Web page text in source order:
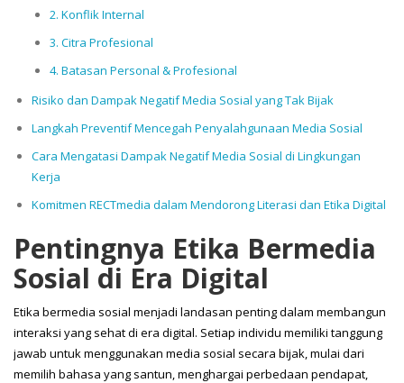
2. Konflik Internal
3. Citra Profesional
4. Batasan Personal & Profesional
Risiko dan Dampak Negatif Media Sosial yang Tak Bijak
Langkah Preventif Mencegah Penyalahgunaan Media Sosial
Cara Mengatasi Dampak Negatif Media Sosial di Lingkungan
Kerja
Komitmen RECTmedia dalam Mendorong Literasi dan Etika Digital
Pentingnya Etika Bermedia
Sosial di Era Digital
Etika bermedia sosial menjadi landasan penting dalam membangun
interaksi yang sehat di era digital. Setiap individu memiliki tanggung
jawab untuk menggunakan media sosial secara bijak, mulai dari
memilih bahasa yang santun, menghargai perbedaan pendapat,